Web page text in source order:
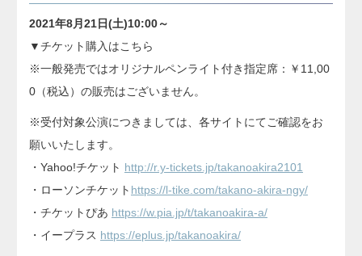
2021年8月21日(土)10:00～
▼チケット購入はこちら
※一般発売ではオリジナルペンライト付き指定席：￥11, 00
0（税込）の販売はございません。
※受付対象公演につきましては、各サイトにてご確認をお
願いいたします。
・Yahoo!チケット http://r.y-tickets.jp/takanoakira2101
・ローソンチケット https://l-tike.com/takano-akira-ngy/
・チケットぴあ https://w.pia.jp/t/takanoakira-a/
・イープラス https://eplus.jp/takanoakira/